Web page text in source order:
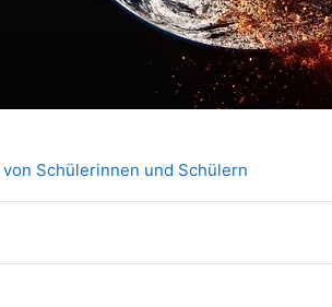
Schülerinnen und Schülern